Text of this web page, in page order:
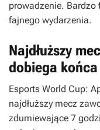
prowadzenie.
fajnego wydarzenia.
Najdłuższy
dobiega końca
Esports World Cup:
najdłuższy mecz
zdumiewające 7